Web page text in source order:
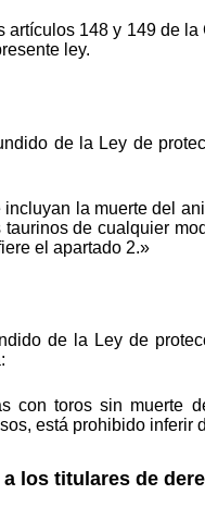
148 y 149 de
ley.
de la Ley de
la muerte del
de cualquier
el apartado 2.»
de la Ley de
con toros sin muerte
está prohibido inferir
los titulares de